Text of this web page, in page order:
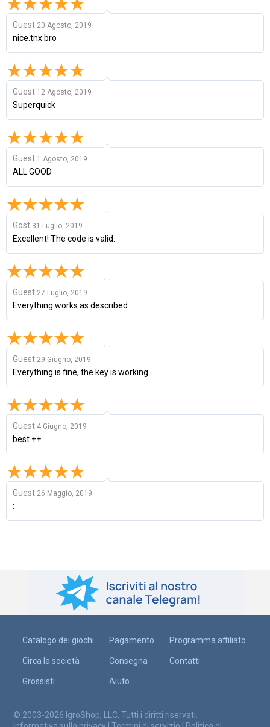
Guest 20 Agosto, 2019
nice.tnx bro
Guest 12 Agosto, 2019
Superquick
Guest 1 Agosto, 2019
ALL GOOD
Gost 31 Luglio, 2019
Excellent! The code is valid.
Guest 27 Luglio, 2019
Everything works as described
Guest 29 Giugno, 2019
Everything is fine, the key is working
Guest 4 Giugno, 2019
best ++
Guest 26 Maggio, 2019
:
Catalogo dei giochi
Circa la società
Grossisti
Pagamento
Consegna
Aiuto
Programma affiliato
Contatti
© 2003-2026 IgroShop, LLC. Tutti i diritti riservati.